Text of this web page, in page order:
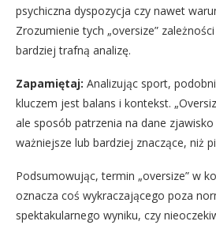
psychiczna dyspozycja czy nawet
Zrozumienie tych „oversize”
bardziej trafną analizę.
Zapamiętaj: Analizując sport,
kluczem jest balans i kontekst.
ale sposób patrzenia na dane
ważniejsze lub bardziej znaczące, niż
Podsumowując, termin „oversize” w
oznacza coś wykraczającego poza
spektakularnego wyniku, czy